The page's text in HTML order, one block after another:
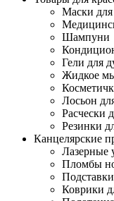
Маски для
Шампуни
Гели для
Жидкое
Лосьон
Расчески
Резинки
Канцелярские
Лазерные
Пломбы
Коврики